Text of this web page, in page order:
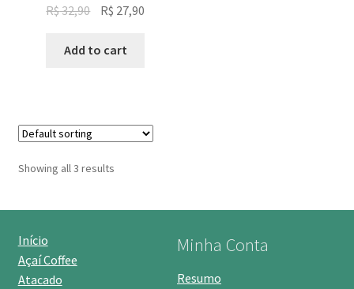
R$32,90 Original
was:
R$ 27,90
Add to cart
Showing all 3 results
Início
Açaí Coffee
Atacado
Minha Conta
Resumo